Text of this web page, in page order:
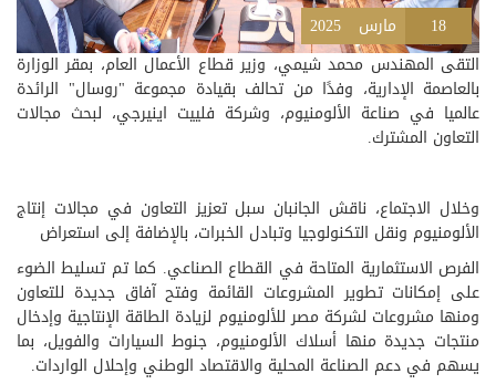
18 مارس
2025
التقى المهندس محمد شيمي، وزير قطاع الأعمال العام، بمقر الوزارة
بالعاصمة الإدارية، وفدًا من تحالف بقيادة مجموعة "روسال" الرائدة
عالميا في صناعة الألومنيوم، وشركة فلييت اينيرجي، لبحث مجالات
التعاون المشترك.
وخلال الاجتماع، ناقش الجانبان سبل تعزيز التعاون في مجالات إنتاج
الألومنيوم ونقل التكنولوجيا وتبادل الخبرات، بالإضافة إلى استعراض
الفرص الاستثمارية المتاحة في القطاع الصناعي. كما تم تسليط الضوء
على إمكانات تطوير المشروعات القائمة وفتح آفاق جديدة للتعاون
ومنها مشروعات لشركة مصر للألومنيوم لزيادة الطاقة الإنتاجية وإدخال
منتجات جديدة منها أسلاك الألومنيوم، جنوط السيارات والفويل، بما
يسهم في دعم الصناعة المحلية والاقتصاد الوطني وإحلال الواردات.